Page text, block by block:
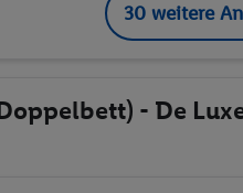
30 weitere
- De